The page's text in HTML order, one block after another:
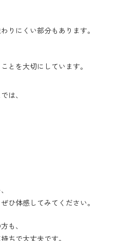
りにくい部分もあります。
とを大切にしています。
は、
ひ体感してみてください。
も、
ちで大丈夫です。